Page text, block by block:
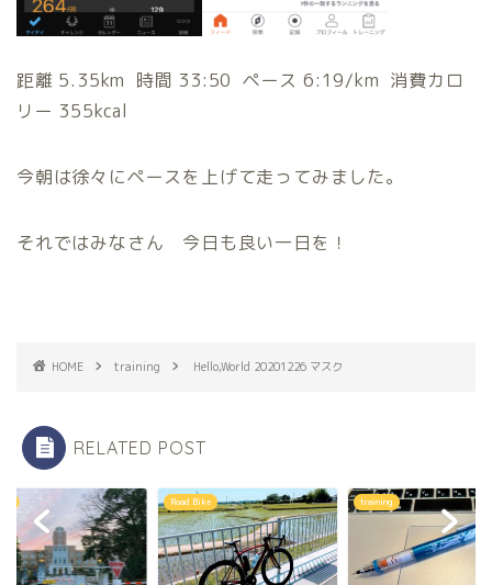
距離 5.35km 時間 33:50 ペース 6:19/km 消費カロ
リー 355kcal
今朝は徐々にペースを上げて走ってみました。
それではみなさん 今日も良い一日を！
HOME training Hello,World 20201226 マスク
RELATED POST
Road Bike training